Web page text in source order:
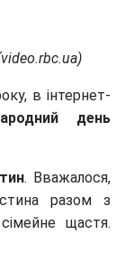
в інтернет-
день
. Вважалося,
разом з
щастя.